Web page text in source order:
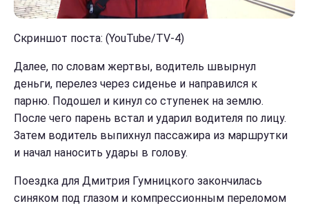
Скриншот поста: (YouTube/TV-4)
Далее, по словам жертвы, водитель швырнул
деньги, перелез через сиденье и направился к
парню. Подошел и кинул со ступенек на землю.
После чего парень встал и ударил водителя по лицу.
Затем водитель выпихнул пассажира из маршрутки
и начал наносить удары в голову.
Поездка для Дмитрия Гумницкого закончилась
синяком под глазом и компрессионным переломом